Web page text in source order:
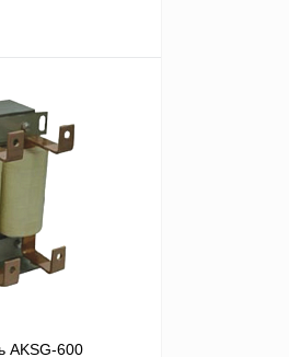
корзину
Под заказ
AKSG-600